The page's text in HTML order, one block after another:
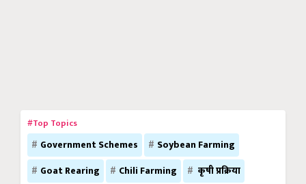
#Top Topics
Government Schemes
Soybean Farming
Goat Rearing
Chili Farming
कृषी प्रक्रिया